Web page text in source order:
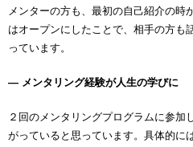
メンターの方も、最初の自己紹介の時
はオープンにしたことで、相手の方も
っています。
― メンタリング経験が人生の学びに
２回のメンタリングプログラムに参加
がっていると思っています。具体的に